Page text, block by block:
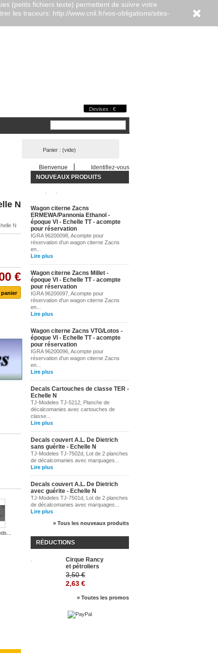
Devises : €
Panier : (vide)
Bienvenue
Identifiez-vous
N
N
€
3,50 €
3,00 €
NOUVEAUX PRODUITS
Wagon citerne Zacns
ERMEWA/Pannonia Ethanol -
époque VI - Echelle TT - acompte
pour réservation
IGRA 96200098, Acompte pour
réservation d'un wagon citerne Zacns
en...
Lire plus
Wagon citerne Zacns Millet -
époque VI - Echelle TT - acompte
pour réservation
IGRA 96200097, Acompte pour
réservation d'un wagon citerne Zacns
en...
Lire plus
Wagon citerne Zacns VTG/Lotos -
époque VI - Echelle TT - acompte
pour réservation
IGRA 96200096, Acompte pour
réservation d'un wagon citerne Zacns
en...
Lire plus
Decals Cartouches de classe TER -
Echelle N
TJ-Modeles TJ-5212, Planche de
décalcomanies avec cartouches de
classe...
Lire plus
Decals couvert A.L. De Dietrich
sans guérite - Echelle N
TJ-Modeles TJ-7502d, Lot de 2 planches
de décalcomanies avec marquages...
Lire plus
Decals couvert A.L. De Dietrich
avec guérite - Echelle N
TJ-Modeles TJ-7501d, Lot de 2 planches
de décalcomanies avec marquages...
Lire plus
» Tous les nouveaux produits
RÉDUCTIONS
Cirque Rancy
et pétroliers
3,50 €
2,63 €
» Toutes les promos
(petits fichiers texte) permettent de suivre votre
les traceurs: http://www.cnil.fr/vos-obligations/sites-